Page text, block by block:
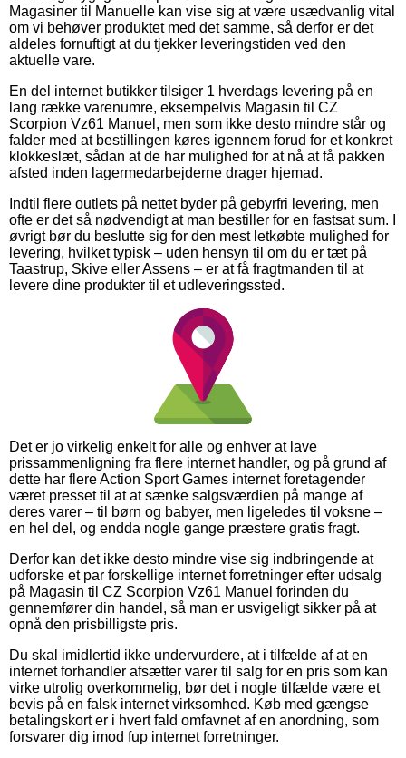
Magasiner til Manuelle kan vise sig at være usædvanlig vital
om vi behøver produktet med det samme, så derfor er det
aldeles fornuftigt at du tjekker leveringstiden ved den
aktuelle vare.
En del internet butikker tilsiger 1 hverdags levering på en
lang række varenumre, eksempelvis Magasin til CZ
Scorpion Vz61 Manuel, men som ikke desto mindre står og
falder med at bestillingen køres igennem forud for et konkret
klokkeslæt, sådan at de har mulighed for at nå at få pakken
afsted inden lagermedarbejderne drager hjemad.
Indtil flere outlets på nettet byder på gebyrfri levering, men
ofte er det så nødvendigt at man bestiller for en fastsat sum. I
øvrigt bør du beslutte sig for den mest letkøbte mulighed for
levering, hvilket typisk – uden hensyn til om du er tæt på
Taastrup, Skive eller Assens – er at få fragtmanden til at
levere dine produkter til et udleveringssted.
Det er jo virkelig enkelt for alle og enhver at lave
prissammenligning fra flere internet handler, og på grund af
dette har flere Action Sport Games internet foretagender
været presset til at at sænke salgsværdien på mange af
deres varer – til børn og babyer, men ligeledes til voksne –
en hel del, og endda nogle gange præstere gratis fragt.
Derfor kan det ikke desto mindre vise sig indbringende at
udforske et par forskellige internet forretninger efter udsalg
på Magasin til CZ Scorpion Vz61 Manuel forinden du
gennemfører din handel, så man er usvigeligt sikker på at
opnå den prisbilligste pris.
Du skal imidlertid ikke undervurdere, at i tilfælde af at en
internet forhandler afsætter varer til salg for en pris som kan
virke utrolig overkommelig, bør det i nogle tilfælde være et
bevis på en falsk internet virksomhed. Køb med gængse
betalingskort er i hvert fald omfavnet af en anordning, som
forsvarer dig imod fup internet forretninger.